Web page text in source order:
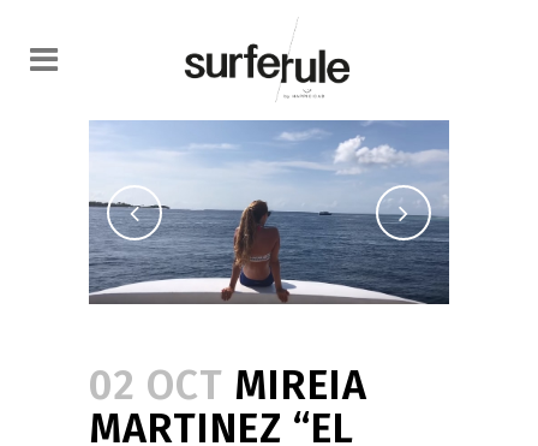
02 OCT MIREIA
MARTINEZ “EL